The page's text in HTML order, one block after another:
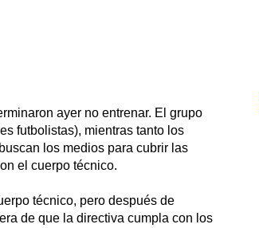
ayer no entrenar. El grupo
futbolistas), mientras tanto los
los medios para cubrir las
el cuerpo técnico.
técnico, pero después de
de que la directiva cumpla con los